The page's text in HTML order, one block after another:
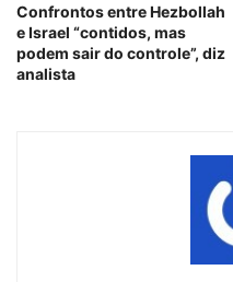
Confrontos entre Hezbollah
e Israel “contidos, mas
podem sair do controle”, diz
analista